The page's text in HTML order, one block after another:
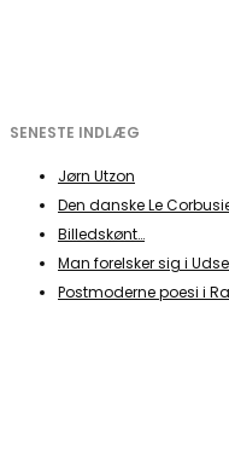
SENESTE INDLÆG
Jørn Utzon
Den danske Le
Billedskønt…
Man forelsker sig i
Postmoderne poesi i